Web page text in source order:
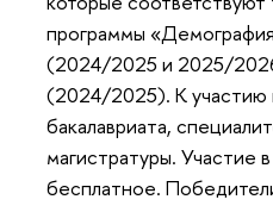
программы
(2024/2025 и 2025/
(2024/2025). К участию
бакалавриата,
магистратуры. Участие
бесплатное.